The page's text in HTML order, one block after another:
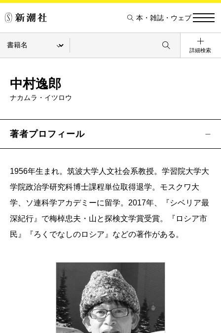
本・雑誌・ウェブ
詳細検索
中村逸郎
ナカムラ・イツロウ
著者プロフィール
1956年生まれ。筑波大学人文社会系教授。学習院大学大
学院政治学研究科博士課程単位取得退学。モスクワ大
学、ソ連科学アカデミーに留学。2017年、『シベリア最
深紀行』で梅棹忠夫・山と探検文学賞受賞。『ロシア市
民』『ろくでなしのロシア』などの著作がある。